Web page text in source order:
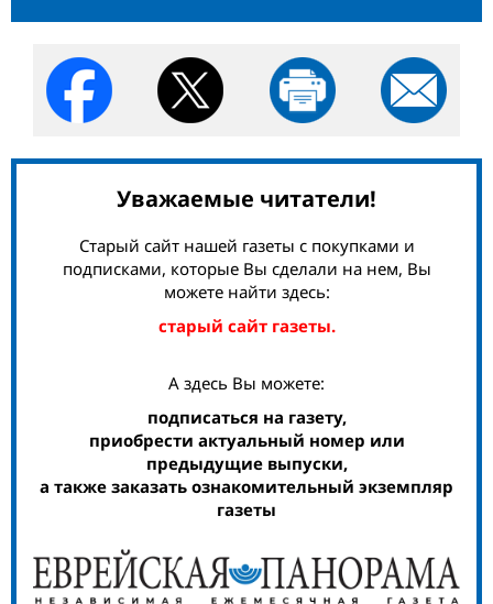
Уважаемые читатели!
Старый сайт нашей газеты с покупками и
подписками, которые Вы сделали на нем, Вы
можете найти здесь:
старый сайт газеты.
А здесь Вы можете:
подписаться на газету,
приобрести актуальный номер или
предыдущие выпуски,
а также заказать ознакомительный экземпляр
газеты